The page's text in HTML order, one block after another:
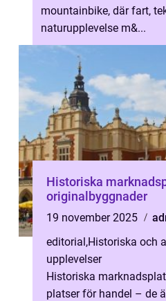
mountainbike, där fart,
naturupplevelse m&...
Historiska
originalbyggnader
19 november 2025
editorial,Historiska och
upplevelser
Historiska
platser för handel – de